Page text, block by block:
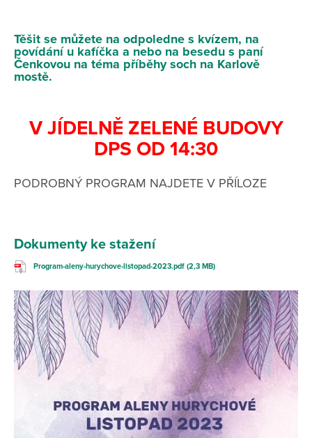
Těšit se můžete na odpoledne s kvízem, na
povídání u kafíčka a nebo na besedu s paní
Čenkovou na téma příběhy soch na Karlově
mostě.
V JÍDELNĚ ZELENÉ BUDOVY
DPS OD 14:30
PODROBNÝ PROGRAM NAJDETE V PŘÍLOZE
Dokumenty ke stažení
Program-aleny-hurychove-listopad-2023.pdf (2,3 MB)